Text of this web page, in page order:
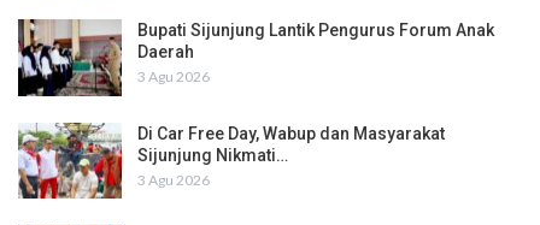
Bupati Sijunjung Lantik Pengurus Forum Anak
Daerah
3 Agu 2026
Di Car Free Day, Wabup dan Masyarakat
Sijunjung Nikmati…
3 Agu 2026